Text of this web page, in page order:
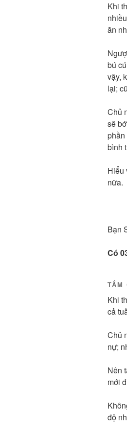
Khi
ăn
bú
vậy,
lại;
Chủ
sẽ
phần
bình
Hiểu
nữa.
Bạn
Có
TẮM
Khi
cả
Chủ
nự;
Nên
mới
độ